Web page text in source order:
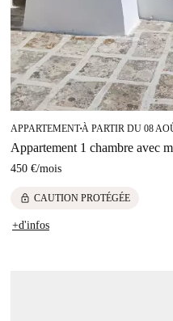
APPARTEMENT■À PARTIR DU 08
Appartement 1 chambre avec
450 €/mois
lock CAUTION PROTÉGÉE
+d'infos